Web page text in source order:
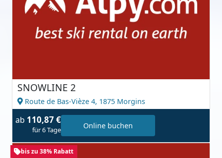
SNOWLINE 2
Route de Bas-Vièze 4, 1875 Morgins
ab 110,87 €
für 6 Tage Online buchen
bis zu 38% Rabatt